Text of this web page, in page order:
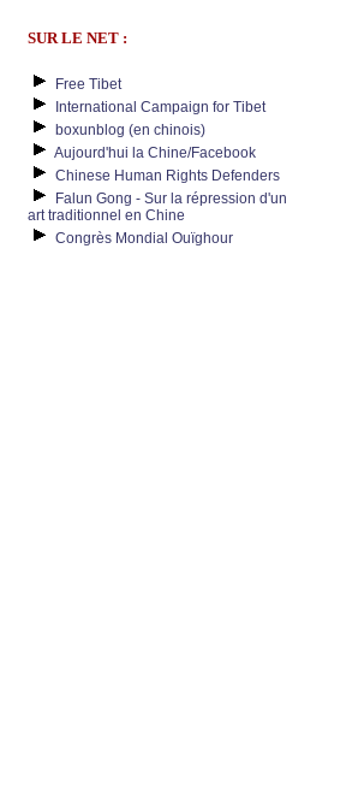
SUR LE NET :
Free Tibet
International Campaign for Tibet
boxunblog (en chinois)
Aujourd'hui la Chine/Facebook
Chinese Human Rights Defenders
Falun Gong - Sur la répression d'un
art traditionnel en Chine
Congrès Mondial Ouïghour